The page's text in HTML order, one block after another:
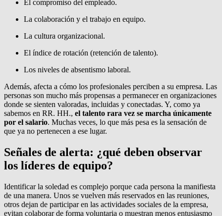
El compromiso del empleado.
La colaboración y el trabajo en equipo.
La cultura organizacional.
El índice de rotación (retención de talento).
Los niveles de absentismo laboral.
Además, afecta a cómo los profesionales perciben a su empresa. Las
personas son mucho más propensas a permanecer en organizaciones
donde se sienten valoradas, incluidas y conectadas. Y, como ya
sabemos en RR. HH., el talento rara vez se marcha únicamente
por el salario. Muchas veces, lo que más pesa es la sensación de
que ya no pertenecen a ese lugar.
Señales de alerta: ¿qué deben observar
los líderes de equipo?
Identificar la soledad es complejo porque cada persona la manifiesta
de una manera. Unos se vuelven más reservados en las reuniones,
otros dejan de participar en las actividades sociales de la empresa,
evitan colaborar de forma voluntaria o muestran menos entusiasmo